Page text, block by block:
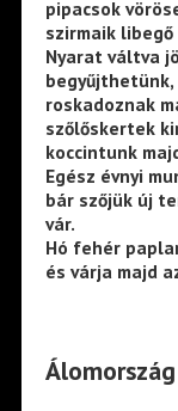
pipacsok
szirmaik
Nyarat váltva
begyűjthetünk,
roskadoznak
szőlőskertek
koccintunk
Egész évnyi
bár szőjük új
vár.
Hó fehér
és várja majd
Álomország